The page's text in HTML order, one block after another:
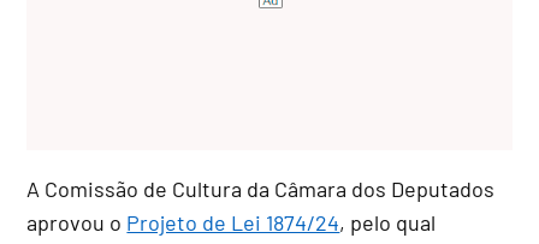
A Comissão de Cultura da Câmara dos Deputados
aprovou o Projeto de Lei 1874/24, pelo qual